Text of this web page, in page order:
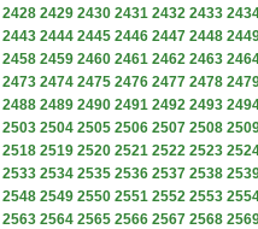
2428 2429 2430 2431 2432 2433
2443 2444 2445 2446 2447 2448
2458 2459 2460 2461 2462 2463
2473 2474 2475 2476 2477 2478
2488 2489 2490 2491 2492 2493
2503 2504 2505 2506 2507 2508
2518 2519 2520 2521 2522 2523
2533 2534 2535 2536 2537 2538
2548 2549 2550 2551 2552 2553
2563 2564 2565 2566 2567 2568